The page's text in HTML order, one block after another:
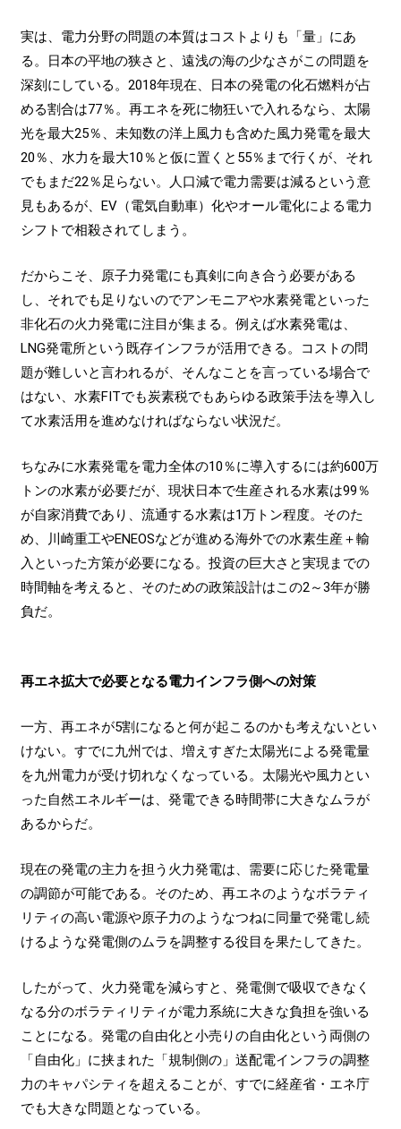
実は、電力分野の問題の本質はコストよりも「量」にあ
る。日本の平地の狭さと、遠浅の海の少なさがこの問題を
深刻にしている。2018年現在、日本の発電の化石燃料が占
める割合は77％。再エネを死に物狂いで入れるなら、太陽
光を最大25％、未知数の洋上風力も含めた風力発電を最大
20％、水力を最大10％と仮に置くと55％まで行くが、それ
でもまだ22％足らない。人口減で電力需要は減るという意
見もあるが、EV（電気自動車）化やオール電化による電力
シフトで相殺されてしまう。
だからこそ、原子力発電にも真剣に向き合う必要がある
し、それでも足りないのでアンモニアや水素発電といった
非化石の火力発電に注目が集まる。例えば水素発電は、
LNG発電所という既存インフラが活用できる。コストの問
題が難しいと言われるが、そんなことを言っている場合で
はない、水素FITでも炭素税でもあらゆる政策手法を導入し
て水素活用を進めなければならない状況だ。
ちなみに水素発電を電力全体の10％に導入するには約600万
トンの水素が必要だが、現状日本で生産される水素は99％
が自家消費であり、流通する水素は1万トン程度。そのた
め、川崎重工やENEOSなどが進める海外での水素生産＋輸
入といった方策が必要になる。投資の巨大さと実現までの
時間軸を考えると、そのための政策設計はこの2～3年が勝
負だ。
再エネ拡大で必要となる電力インフラ側への対策
一方、再エネが5割になると何が起こるのかも考えないとい
けない。すでに九州では、増えすぎた太陽光による発電量
を九州電力が受け切れなくなっている。太陽光や風力とい
った自然エネルギーは、発電できる時間帯に大きなムラが
あるからだ。
現在の発電の主力を担う火力発電は、需要に応じた発電量
の調節が可能である。そのため、再エネのようなボラティ
リティの高い電源や原子力のようなつねに同量で発電し続
けるような発電側のムラを調整する役目を果たしてきた。
したがって、火力発電を減らすと、発電側で吸収できなく
なる分のボラティリティが電力系統に大きな負担を強いる
ことになる。発電の自由化と小売りの自由化という両側の
「自由化」に挟まれた「規制側の」送配電インフラの調整
力のキャパシティを超えることが、すでに経産省・エネ庁
でも大きな問題となっている。